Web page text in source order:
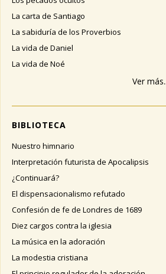
La carta de Santiago
La sabiduría de los Proverbios
La vida de Daniel
La vida de Noé
Ver
BIBLIOTECA
Nuestro himnario
Interpretación futurista de Apocalipsis
¿Continuará?
El dispensacionalismo refutado
Confesión de fe de Londres de 1689
Diez cargos contra la iglesia
La música en la adoración
La modestia cristiana